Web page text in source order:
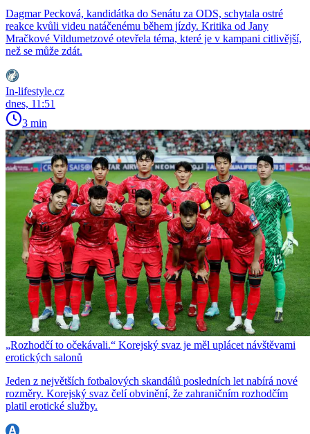
Dagmar Pecková, kandidátka do Senátu za ODS, schytala ostré
reakce kvůli videu natáčenému během jízdy. Kritika od Jany
Mračkové Vildumetzové otevřela téma, které je v kampani citlivější,
než se může zdát.
In-lifestyle.cz
dnes, 11:51
3 min
„Rozhodčí to očekávali.“ Korejský svaz je měl uplácet návštěvami
erotických salonů
Jeden z největších fotbalových skandálů posledních let nabírá nové
rozměry. Korejský svaz čelí obvinění, že zahraničním rozhodčím
platil erotické služby.